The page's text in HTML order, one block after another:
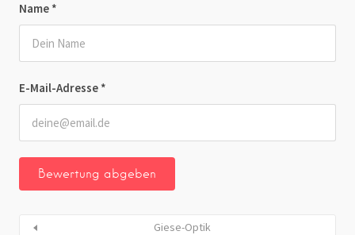
Name *
E-Mail-Adresse *
Giese-Optik